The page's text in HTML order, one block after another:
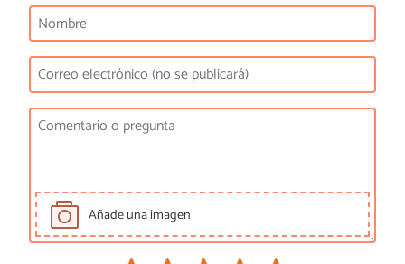
Añade una imagen